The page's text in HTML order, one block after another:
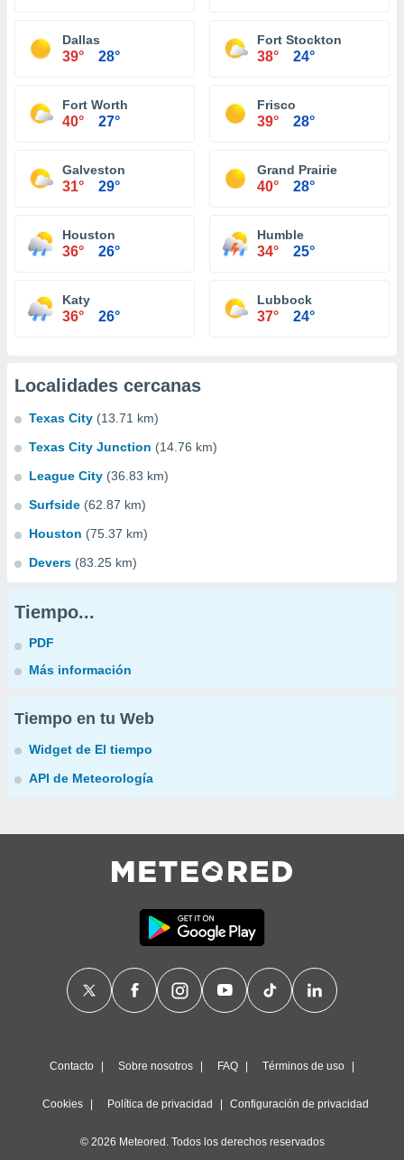
Dallas
39° 28°
Fort Stockton
38° 24°
Fort Worth
40° 27°
Frisco
39° 28°
Galveston
31° 29°
Grand Prairie
40° 28°
Houston
36° 26°
Humble
34° 25°
Katy
36° 26°
Lubbock
37° 24°
Localidades cercanas
Texas City (13.71 km)
Texas City Junction (14.76 km)
League City (36.83 km)
Surfside (62.87 km)
Houston (75.37 km)
Devers (83.25 km)
Tiempo...
PDF
Más información
Tiempo en tu Web
Widget de El tiempo
API de Meteorología
Contacto Sobre nosotros FAQ Términos de uso
Cookies Política de privacidad Configuración de privacidad
© 2026 Meteored. Todos los derechos reservados